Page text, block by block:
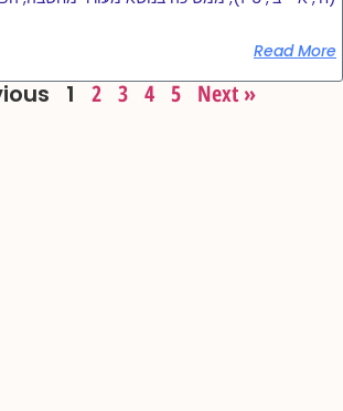
Read More
1 2 3 4 5 Next »